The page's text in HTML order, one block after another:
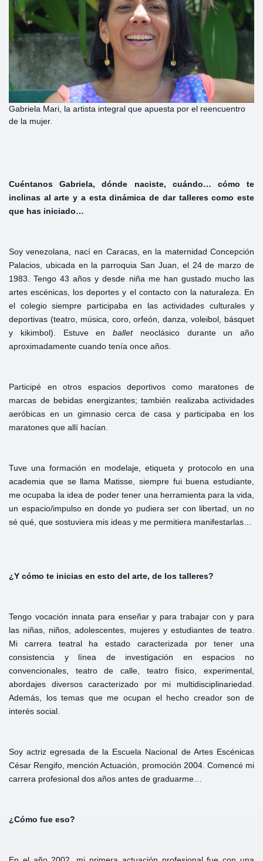
Gabriela Mari, la artista integral que apuesta por el reencuentro
de la mujer.
Cuéntanos Gabriela, dónde naciste, cuándo… cómo te
inclinas al arte y a esta dinámica de dar talleres como este
que has iniciado…
Soy venezolana, nací en Caracas, en la maternidad Concepción
Palacios, ubicada en la parroquia San Juan, el 24 de marzo de
1983. Tengo 43 años y desde niña me han gustado mucho las
artes escénicas, los deportes y el contacto con la naturaleza. En
el colegio siempre participaba en las actividades culturales y
deportivas (teatro, música, coro, orfeón, danza, voleibol, básquet
y kikimbol). Estuve en balletneoclásico durante un año
aproximadamente cuando tenía once años.
Participé en otros espacios deportivos como maratones de
marcas de bebidas energizantes; también realizaba actividades
aeróbicas en un gimnasio cerca de casa y participaba en los
maratones que allí hacían.
Tuve una formación en modelaje, etiqueta y protocolo en una
academia que se llama Matisse, siempre fui buena estudiante,
me ocupaba la idea de poder tener una herramienta para la vida,
un espacio/impulso en donde yo pudiera ser con libertad, un no
sé qué, que sostuviera mis ideas y me permitiera manifestarlas…
¿Y cómo te inicias en esto del arte, de los talleres?
Tengo vocación innata para enseñar y para trabajar con y para
las niñas, niños, adolescentes, mujeres y estudiantes de teatro.
Mi carrera teatral ha estado caracterizada por tener una
consistencia y línea de investigación en espacios no
convencionales, teatro de calle, teatro físico, experimental,
abordajes diversos caracterizado por mi multidisciplinariedad.
Además, los temas que me ocupan el hecho creador son de
interés social.
Soy actriz egresada de la Escuela Nacional de Artes Escénicas
César Rengifo, mención Actuación, promoción 2004. Comencé mi
carrera profesional dos años antes de graduarme…
¿Cómo fue eso?